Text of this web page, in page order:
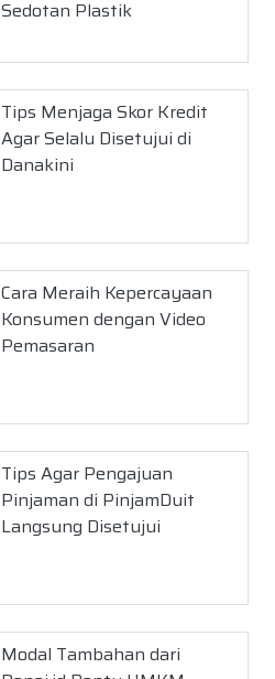
Sedotan Plastik
Tips Menjaga Skor Kredit
Agar Selalu Disetujui di
Danakini
Cara Meraih Kepercayaan
Konsumen dengan Video
Pemasaran
Tips Agar Pengajuan
Pinjaman di PinjamDuit
Langsung Disetujui
Modal Tambahan dari